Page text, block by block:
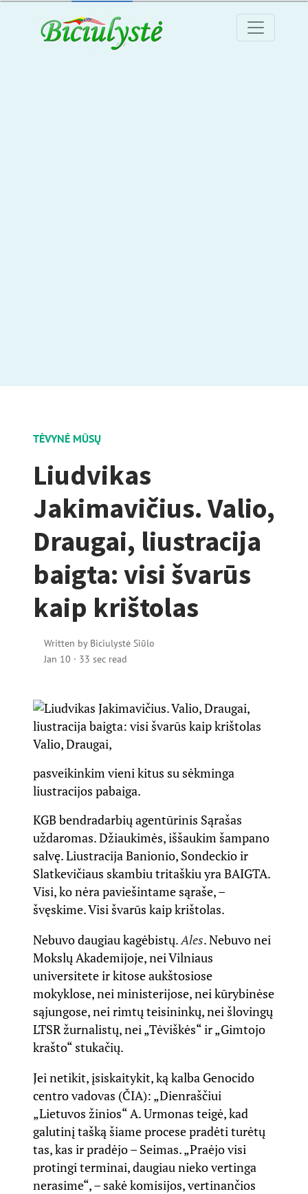
TĖVYNĖ MŪSŲ
Liudvikas
Jakimavičius. Valio,
Draugai, liustracija
baigta: visi švarūs
kaip krištolas
Written by Biciulystė Siūlo
Jan 10 · 33 sec read
Valio, Draugai,
pasveikinkim vieni kitus su sėkminga
liustracijos pabaiga.
KGB bendradarbių agentūrinis Sąrašas
uždaromas. Džiaukimės, iššaukim šampano
salvę. Liustracija Banionio, Sondeckio ir
Slatkevičiaus skambiu tritaškiu yra BAIGTA.
Visi, ko nėra paviešintame sąraše, –
švęskime. Visi švarūs kaip krištolas.
Nebuvo daugiau kagėbistų.Ales. Nebuvo nei
Mokslų Akademijoje, nei Vilniaus
universitete ir kitose aukštosiose
mokyklose, nei ministerijose, nei kūrybinėse
sąjungose, nei rimtų teisininkų, nei šlovingų
LTSR žurnalistų, nei „Tėviškės“ ir „Gimtojo
krašto“ stukačių.
Jei netikit, įsiskaitykit, ką kalba Genocido
centro vadovas (ČIA): „Dienraščiui
„Lietuvos žinios“ A. Urmonas teigė, kad
galutinį tašką šiame procese pradėti turėtų
tas, kas ir pradėjo – Seimas. „Praėjo visi
protingi terminai, daugiau nieko vertinga
nerasime“, – sakė komisijos, vertinančios